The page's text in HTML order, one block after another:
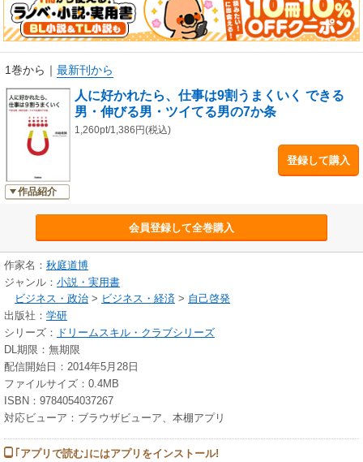
1巻から ｜ 最新刊から
作品紹介
人に好かれたら、仕事は9割うまくいく できる
男・伸びる男・ツイてる男の7か条
1,260pt/1,386円(税込)
登録して購入
会員登録して全巻購入
作家名： 秋庭道博
ジャンル： 小説・実用書
ビジネス・政治 > ビジネス・経済 > 自己啓発
出版社： 学研
シリーズ： ドリームスキル・クラブシリーズ
DL期限：無期限
配信開始日：2014年5月28日
ファイルサイズ：0.4MB
ISBN：9784054037267
対応ビューア：ブラウザビューア、本棚アプリ
｢アプリで読む｣にはアプリをインストール!